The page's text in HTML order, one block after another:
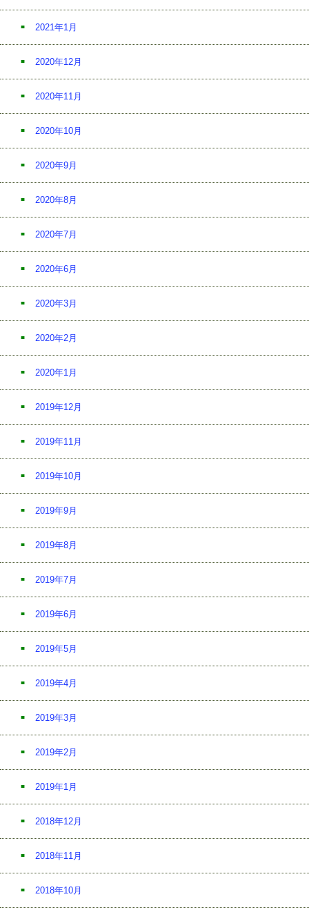
2021年1月
2020年12月
2020年11月
2020年10月
2020年9月
2020年8月
2020年7月
2020年6月
2020年3月
2020年2月
2020年1月
2019年12月
2019年11月
2019年10月
2019年9月
2019年8月
2019年7月
2019年6月
2019年5月
2019年4月
2019年3月
2019年2月
2019年1月
2018年12月
2018年11月
2018年10月